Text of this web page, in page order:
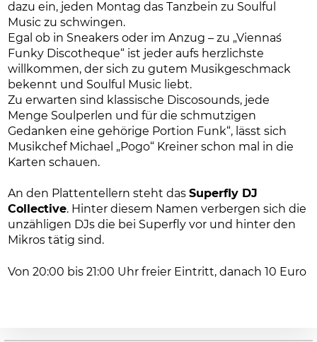
dazu ein, jeden Montag das Tanzbein zu Soulful
Music zu schwingen.
Egal ob in Sneakers oder im Anzug – zu „Vienna´s
Funky Discotheque“ ist jeder aufs herzlichste
willkommen, der sich zu gutem Musikgeschmack
bekennt und Soulful Music liebt.
Zu erwarten sind klassische Discosounds, jede
Menge Soulperlen und für die schmutzigen
Gedanken eine gehörige Portion Funk“, lässt sich
Musikchef Michael „Pogo“ Kreiner schon mal in die
Karten schauen.
An den Plattentellern steht dasSuperfly DJ
Collective. Hinter diesem Namen verbergen sich die
unzähligen DJs die bei Superfly vor und hinter den
Mikros tätig sind.
Von 20:00 bis 21:00 Uhr freier Eintritt, danach 10 Euro